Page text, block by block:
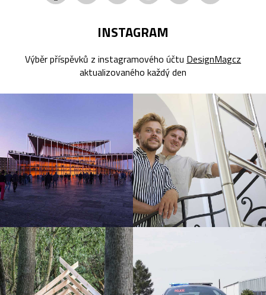
INSTAGRAM
Výběr příspěvků z instagramového účtu DesignMagcz
aktualizovaného každý den